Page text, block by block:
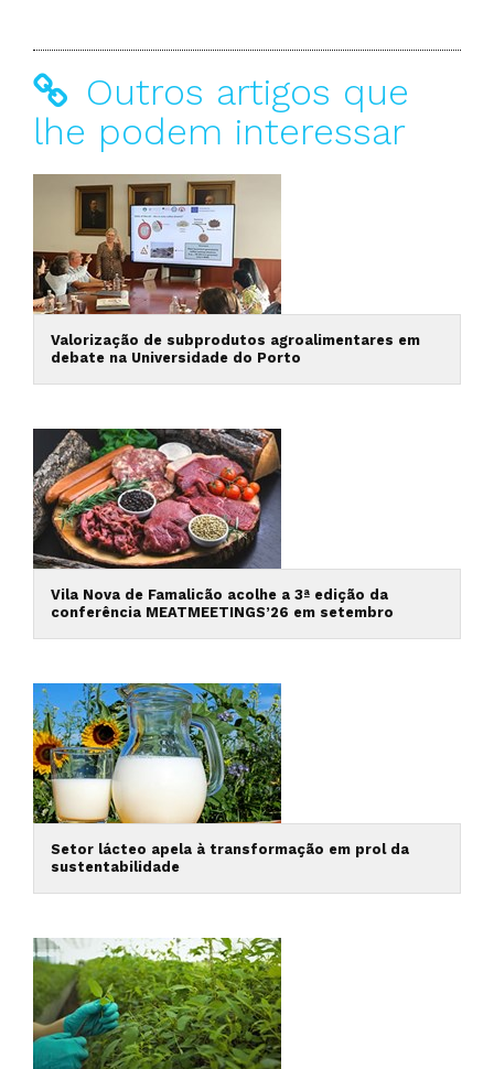
Outros artigos que
lhe podem interessar
Valorização de subprodutos agroalimentares em
debate na Universidade do Porto
Vila Nova de Famalicão acolhe a 3ª edição da
conferência MEATMEETINGS’26 em setembro
Setor lácteo apela à transformação em prol da
sustentabilidade